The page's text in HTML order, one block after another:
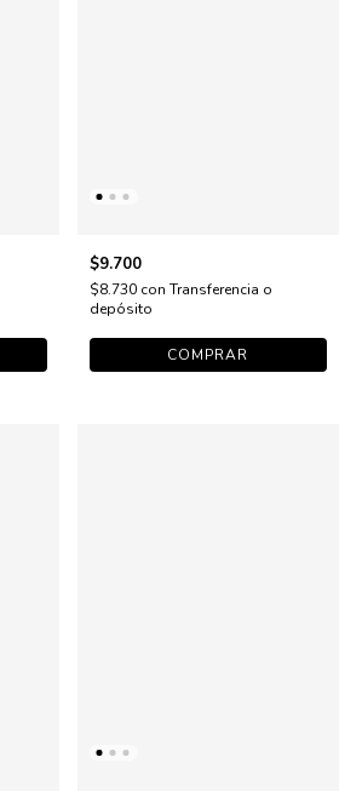
$9.700
$8.730 con Transferencia o
depósito